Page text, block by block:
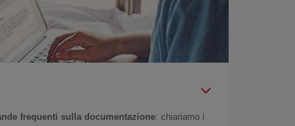
frequenti sulla documentazione: chiariamo i